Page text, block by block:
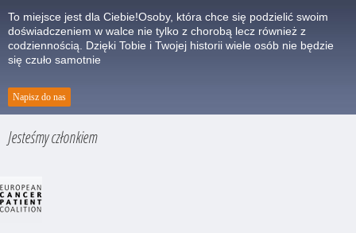
To miejsce jest dla Ciebie!Osoby, która chce się podzielić swoim
doświadczeniem w walce nie tylko z chorobą lecz również z
codziennością. Dzięki Tobie i Twojej historii wiele osób nie będzie
się czuło samotnie
Napisz do nas
Jesteśmy członkiem